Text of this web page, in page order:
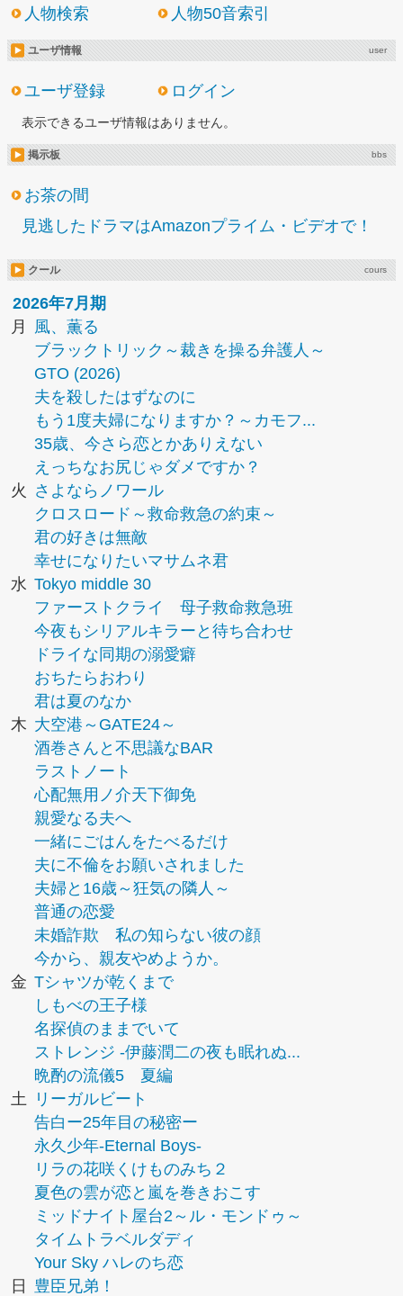
人物検索 人物50音索引
ユーザ情報 user
ユーザ登録 ログイン
表示できるユーザ情報はありません。
掲示板 bbs
お茶の間
見逃したドラマはAmazonプライム・ビデオで！
クール cours
2026年7月期
月
風、薫る
ブラックトリック～裁きを操る弁護人～
GTO (2026)
夫を殺したはずなのに
もう1度夫婦になりますか？～カモフ...
35歳、今さら恋とかありえない
えっちなお尻じゃダメですか？
火
さよならノワール
クロスロード～救命救急の約束～
君の好きは無敵
幸せになりたいマサムネ君
水 Tokyo middle 30
ファーストクライ 母子救命救急班
今夜もシリアルキラーと待ち合わせ
ドライな同期の溺愛癖
おちたらおわり
君は夏のなか
木 大空港～GATE24～
酒巻さんと不思議なBAR
ラストノート
心配無用ノ介天下御免
親愛なる夫へ
一緒にごはんをたべるだけ
夫に不倫をお願いされました
夫婦と16歳～狂気の隣人～
普通の恋愛
未婚詐欺 私の知らない彼の顔
今から、親友やめようか。
金 Tシャツが乾くまで
しもべの王子様
名探偵のままでいて
ストレンジ -伊藤潤二の夜も眠れぬ...
晩酌の流儀5 夏編
土
リーガルビート
告白ー25年目の秘密ー
永久少年-Eternal Boys-
リラの花咲くけものみち２
夏色の雲が恋と嵐を巻きおこす
ミッドナイト屋台2～ル・モンドゥ～
タイムトラベルダディ
Your Sky ハレのち恋
日
豊臣兄弟！